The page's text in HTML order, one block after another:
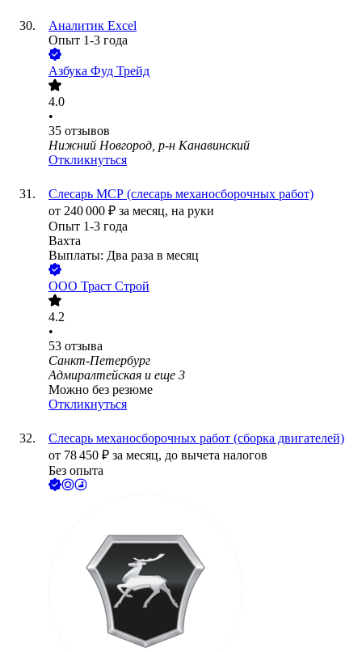
Аналитик Excel
Опыт 1-3 года
Азбука Фуд Трейд
4.0
•
35 отзывов
Нижний Новгород, р-н Канавинский
Откликнуться
Слесарь МСР (слесарь механосборочных работ)
от 240 000 ₽ за месяц, на руки
Опыт 1-3 года
Вахта
Выплаты: Два раза в месяц
ООО Траст Строй
4.2
•
53 отзыва
Санкт-Петербург
Адмиралтейская и еще 3
Можно без резюме
Откликнуться
Слесарь механосборочных работ (сборка двигателей)
от 78 450 ₽ за месяц, до вычета налогов
Без опыта